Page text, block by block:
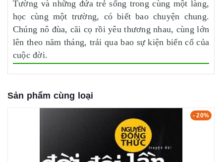
Tường và những đứa trẻ sống trong cùng một làng,
học cùng một trường, có biết bao chuyện chung.
Chúng nô đùa, cãi cọ rồi yêu thương nhau, cùng lớn
lên theo năm tháng, trải qua bao sự kiện biến cố của
cuộc đời.
Sản phẩm cùng loại
- 20%